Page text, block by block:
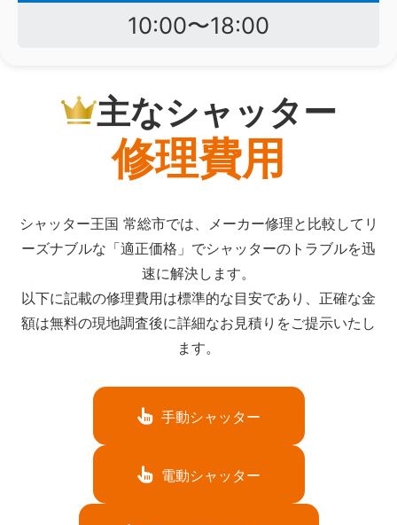
10:00〜18:00
主なシャッター
修理費用
シャッター王国 常総市では、メーカー修理と比較してリ
ーズナブルな「適正価格」でシャッターのトラブルを迅
速に解決します。
以下に記載の修理費用は標準的な目安であり、正確な金
額は無料の現地調査後に詳細なお見積りをご提示いたし
ます。
手動シャッター
電動シャッター